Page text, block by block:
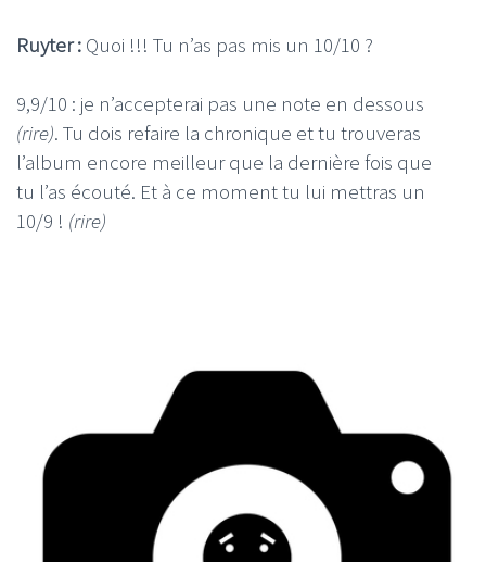
Ruyter : Quoi !!! Tu n’as pas mis un 10/10 ?
9,9/10 : je n’accepterai pas une note en dessous
(rire). Tu dois refaire la chronique et tu trouveras
l’album encore meilleur que la dernière fois que
tu l’as écouté. Et à ce moment tu lui mettras un
10/9 ! (rire)